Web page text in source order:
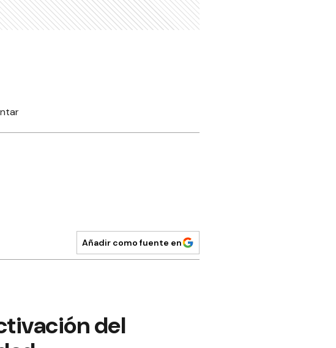
Añadir como fuente en
del